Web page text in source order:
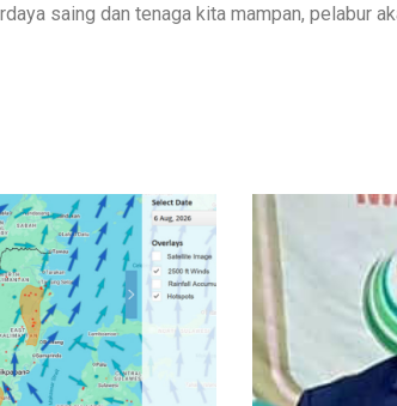
saing dan tenaga kita mampan, pelabur